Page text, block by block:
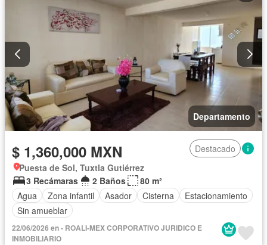
Departamento
$ 1,360,000 MXN
Destacado
Puesta de Sol, Tuxtla Gutiérrez
3 Recámaras
2 Baños
80 m²
Agua
Zona infantil Asador Cisterna
Estacionamiento
Sin amueblar
22/06/2026 en - ROALI-MEX CORPORATIVO JURIDICO E
INMOBILIARIO